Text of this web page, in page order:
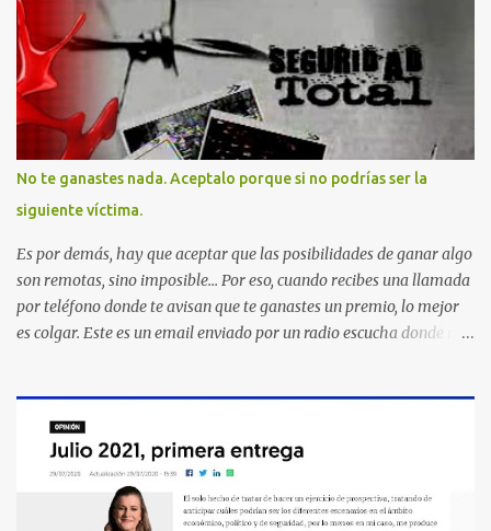
No te ganastes nada. Aceptalo porque si no podrías ser la
siguiente víctima.
Es por demás, hay que aceptar que las posibilidades de ganar algo
son remotas, sino imposible... Por eso, cuando recibes una llamada
por teléfono donde te avisan que te ganastes un premio, lo mejor
es colgar. Este es un email enviado por un radio escucha donde nos
HOY POR LA MAÑANA RECIBI UNA LLAMADA DICIENDOME
QUE ME HABIA GANADO UNA CAMARA FOTOGRAFICA Y UN
CELULAR QUE LO FUERA A RECOGER A MAS TARDAR HOY YA
QUE MASTER CARD ME LO HABIA OTORGADO ME